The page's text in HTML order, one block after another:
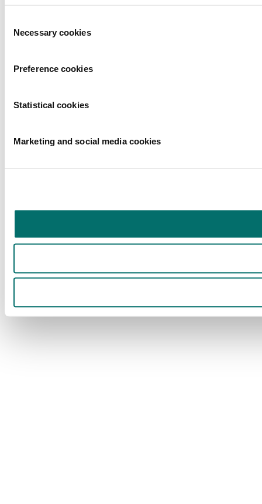
Necessary cookies
Preference cookies
Statistical cookies
Marketing and social media cookies